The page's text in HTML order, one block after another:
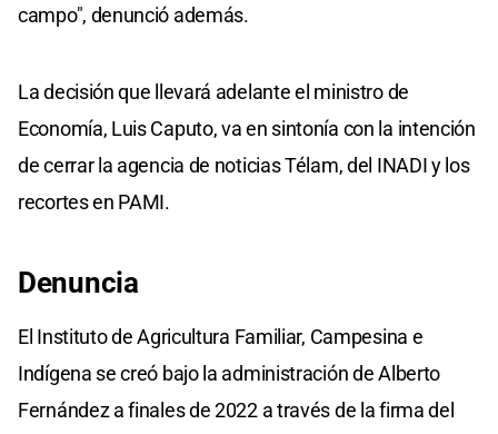
campo", denunció además.
La decisión que llevará adelante el ministro de
Economía, Luis Caputo, va en sintonía con la intención
de cerrar la agencia de noticias Télam, del INADI y los
recortes en PAMI.
Denuncia
El Instituto de Agricultura Familiar, Campesina e
Indígena se creó bajo la administración de Alberto
Fernández a finales de 2022 a través de la firma del